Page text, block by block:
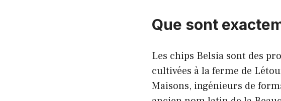
Que sont
Les chips Belsia sont des
cultivées à la ferme de
Maisons, ingénieurs de